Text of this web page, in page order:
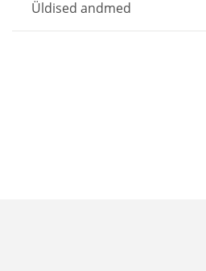
Üldised andmed